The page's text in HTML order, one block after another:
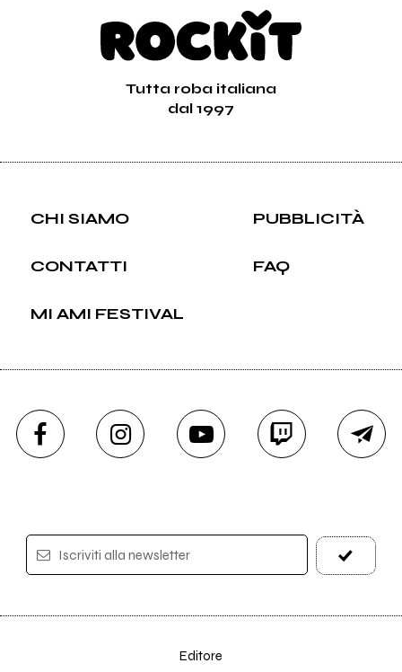
Tutta roba italiana
dal 1997
CHI SIAMO PUBBLICITÀ
CONTATTI FAQ
MI AMI FESTIVAL
Iscriviti alla newsletter
Editore